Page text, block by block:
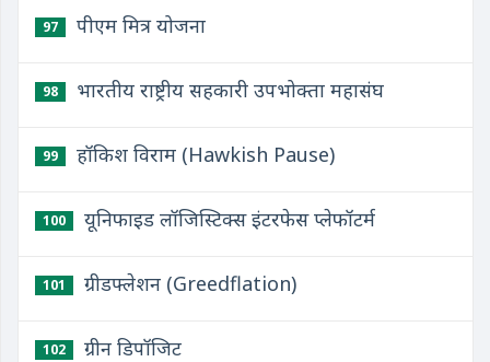
97 पीएम मित्र योजना
98 भारतीय राष्ट्रीय सहकारी उपभोक्ता महासंघ
99 हॉकिश विराम (Hawkish Pause)
100 यूनिफाइड लॉजिस्टिक्स इंटरफेस प्लेफॉटर्म
101 ग्रीडफ्लेशन (Greedflation)
102 ग्रीन डिपॉजिट